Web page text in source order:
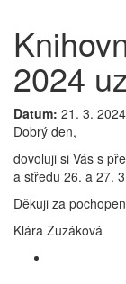
2024
Datum: 21. 3. 2024
Dobrý den,
dovoluji si Vás s
a středu 26. a 27.
Děkuji za
Klára Zuzáková